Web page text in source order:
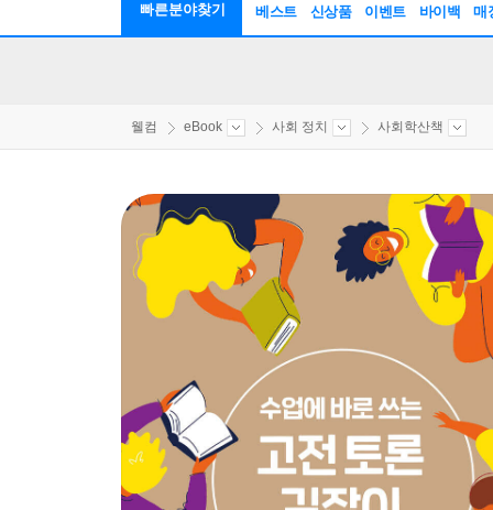
빠른분야찾기 베스트 신상품 이벤트 바이백 매
웰컴 eBook 사회 정치 사회학산책